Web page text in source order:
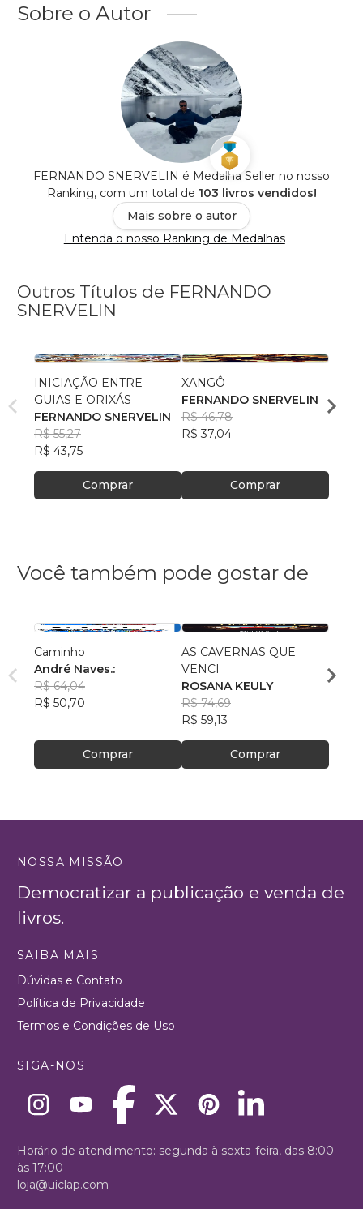
Sobre o Autor
FERNANDO SNERVELIN é Medalha Seller no nosso
Ranking, com um total de 103 livros vendidos!
Mais sobre o autor
Entenda o nosso Ranking de Medalhas
Outros Títulos de FERNANDO
SNERVELIN
INICIAÇÃO ENTRE
GUIAS E ORIXÁS
FERNANDO SNERVELIN
R$ 55,27
R$ 43,75
Comprar
XANGÔ
FERNANDO SNERVELIN
R$ 46,78
R$ 37,04
Comprar
R$
Você também pode gostar de
Caminho
André Naves.:
R$ 64,04
R$ 50,70
Comprar
AS CAVERNAS QUE
VENCI
ROSANA KEULY
R$ 74,69
R$ 59,13
Comprar
Chris
R$
NOSSA MISSÃO
Democratizar a publicação e venda de
livros.
SAIBA MAIS
Dúvidas e Contato
Política de Privacidade
Termos e Condições de Uso
SIGA-NOS
Horário de atendimento: segunda à sexta-feira, das 8:00
às 17:00
loja@uiclap.com